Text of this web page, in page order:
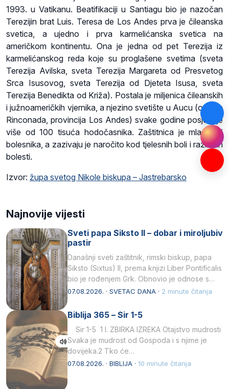
1993. u Vatikanu. Beatifikaciji u Santiagu bio je nazočan
Terezijin brat Luis. Teresa de Los Andes prva je čileanska
svetica, a ujedno i prva karmelićanska svetica na
američkom kontinentu. Ona je jedna od pet Terezija iz
karmelićanskog reda koje su proglašene svetima (sveta
Terezija Avilska, sveta Terezija Margareta od Presvetog
Srca Isusovog, sveta Terezija od Djeteta Isusa, sveta
Terezija Benedikta od Križa). Postala je miljenica čileanskih
i južnoameričkih vjernika, a njezino svetište u Aucu (općina
Rinconada, provincija Los Andes) svake godine posjećuje
više od 100 tisuća hodočasnika. Zaštitnica je mladeži i
bolesnika, a zazivaju je naročito kod tjelesnih boli i različitih
bolesti.
Izvor: župa svetog Nikole biskupa – Jastrebarsko
Najnovije vijesti
Sveti papa Siksto II – dobar i miroljubiv
pastir
Današnji sveti zaštitnik, rimski biskup, papa
Siksto (Sixtus) II, prema knjizi Liber Pontificalis
bio je rođenjem Grk. Obnovio je odnose s
afričkim…
07.08.2026. · SVETAC DANA · 2 minute čitanja
Biblija 365 – Sir 1-5
Sir 1-5 1 I. ZBIRKA IZREKA Otajstvo mudrosti
Svaka je mudrost od Gospoda i s njime je
dovijeka.2 Tko će…
07.08.2026. · BIBLIJA · 10 minute čitanja